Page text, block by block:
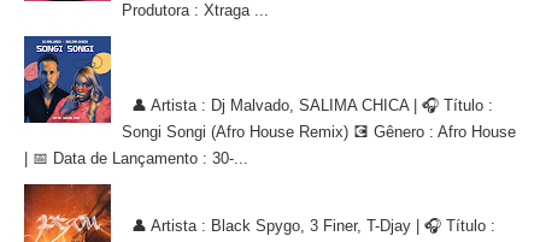
Produtora : Xtraga ...
👤 Artista : Dj Malvado, SALIMA CHICA | 🎧 Título :
Songi Songi (Afro House Remix) 💽 Gênero : Afro House
| 📅 Data de Lançamento : 30-...
👤 Artista : Black Spygo, 3 Finer, T-Djay | 🎧 Título :